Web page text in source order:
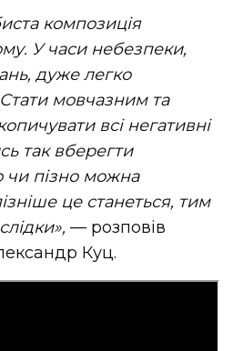
композиція
У часи небезпеки,
дуже легко
мовчазним та
всі негативні
так вберегти
чи пізно можна
це станеться, тим
— розповів
Куц.